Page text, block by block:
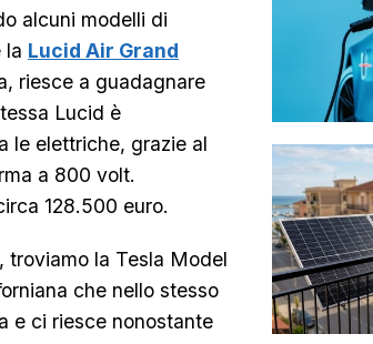
alcuni modelli di
la Lucid Air Grand
riesce a guadagnare
Lucid è
le elettriche, grazie al
a 800 volt.
128.500 euro.
troviamo la Tesla Model
che nello stesso
e ci riesce nonostante